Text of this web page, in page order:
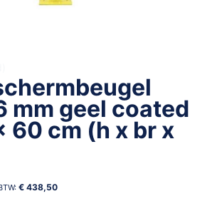
mm geel coated
60 cm (h x br x
€ 438,50